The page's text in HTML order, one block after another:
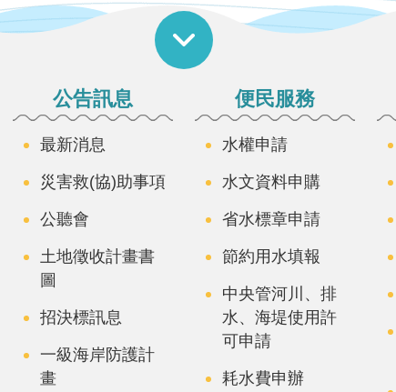
公告訊息
最新消息
災害救(協)助事項
公聽會
土地徵收計畫書
圖
招決標訊息
一級海岸防護計
畫
便民服務
水權申請
水文資料申購
省水標章申請
節約用水填報
中央管河川、排
水、海堤使用許
可申請
耗水費申辦